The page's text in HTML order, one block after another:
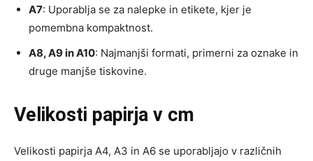
A7: Uporablja se za nalepke in etikete, kjer je
pomembna kompaktnost.
A8, A9 in A10: Najmanjši formati, primerni za oznake in
druge manjše tiskovine.
Velikosti papirja v cm
Velikosti papirja A4, A3 in A6 se uporabljajo v različnih